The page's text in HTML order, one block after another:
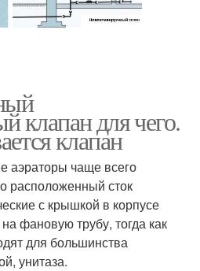
клапан для чего.
клапан
аэраторы чаще всего
расположенный сток
с крышкой в корпусе
фановую трубу, тогда как
для большинства
унитаза.